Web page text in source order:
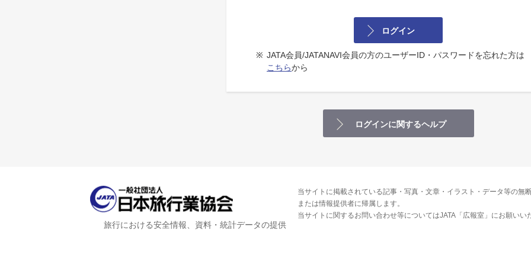
ログイン
※ JATA会員/JATANAVI会員の方のユーザーID・パスワードを忘れた方は
こちらから
ログインに関するヘルプ
旅行における安全情報、資料・統計データの提供
当サイトに掲載されている記事・写真・文章・イラスト・データ等の無
または情報提供者に帰属します。
当サイトに関するお問い合わせ等についてはJATA「広報室」にお願いい